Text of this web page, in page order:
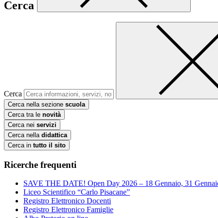
Cerca
Cerca
Cerca nella sezione scuola
Cerca tra le novità
Cerca nei servizi
Cerca nella didattica
Cerca in tutto il sito
Ricerche frequenti
SAVE THE DATE! Open Day 2026 – 18 Gennaio, 31
Liceo Scientifico “Carlo Pisacane”
Registro Elettronico Docenti
Registro Elettronico Famiglie